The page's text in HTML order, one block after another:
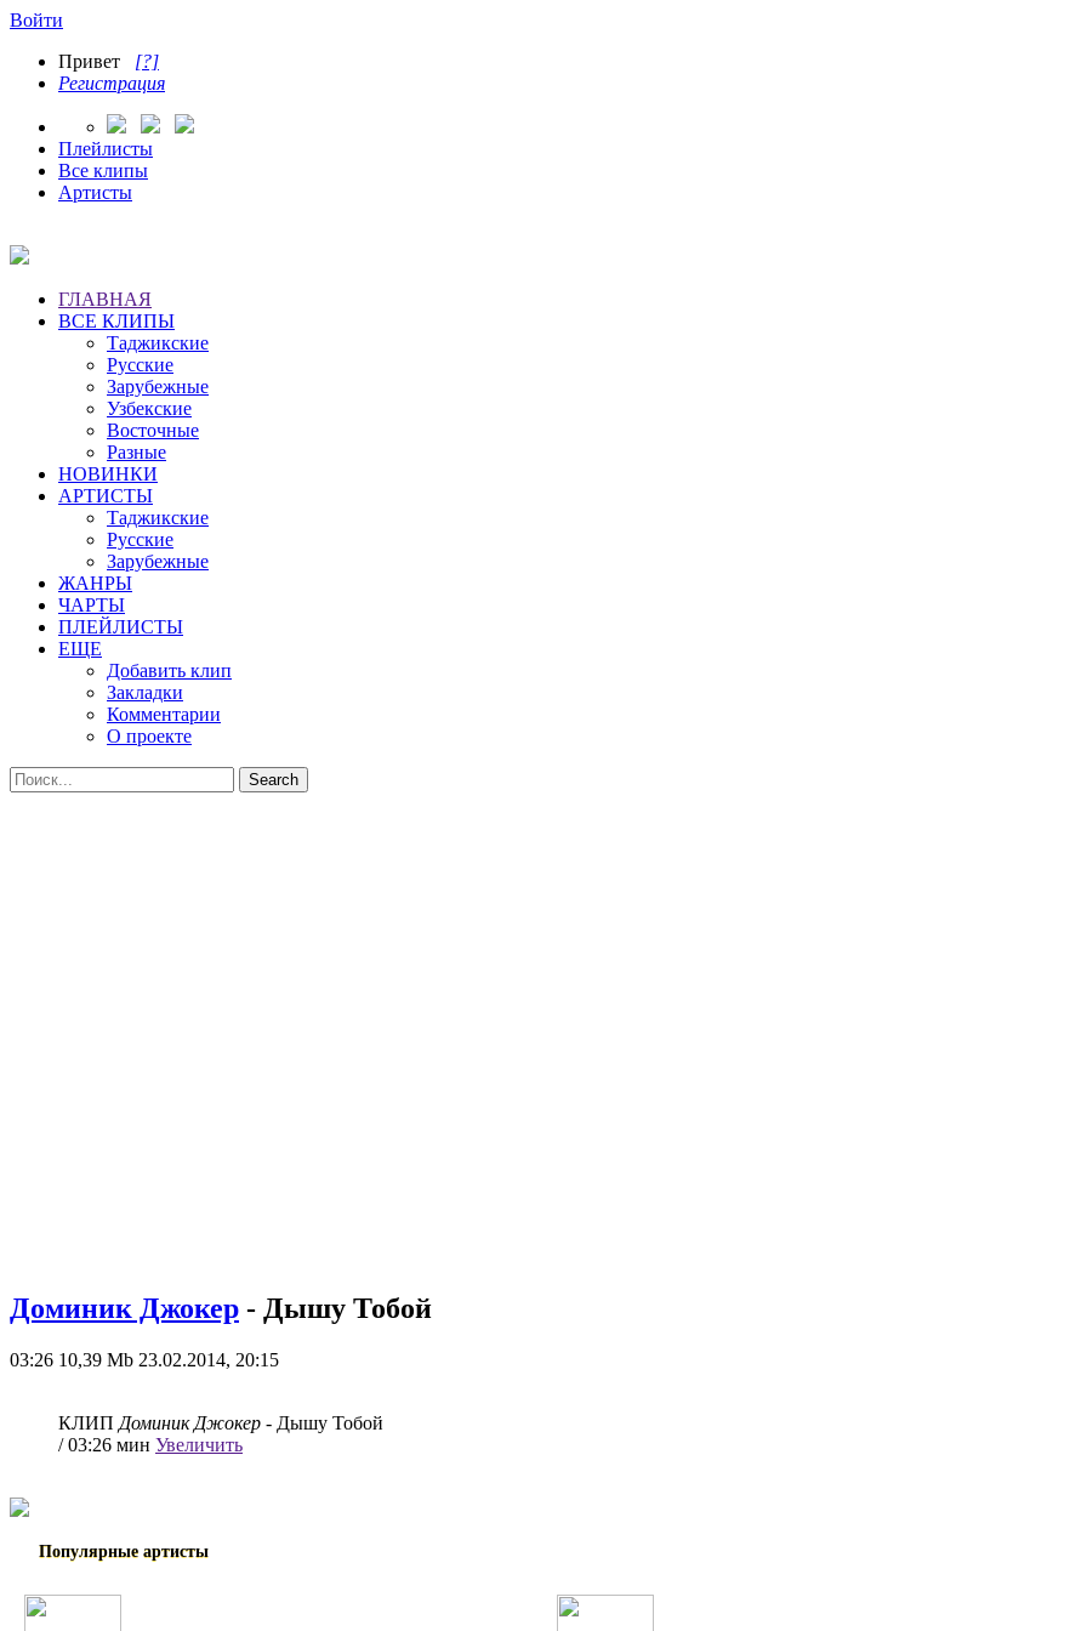
Войти
Привет [?]
Регистрация
Плейлисты
Все клипы
Артисты
ГЛАВНАЯ
ВСЕ КЛИПЫ
Таджикские
Русские
Зарубежные
Узбекские
Восточные
Разные
НОВИНКИ
АРТИСТЫ
Таджикские
Русские
Зарубежные
ЖАНРЫ
ЧАРТЫ
ПЛЕЙЛИСТЫ
ЕЩЕ
Добавить клип
Закладки
Комментарии
О проекте
Доминик Джокер - Дышу Тобой
03:26 10,39 Mb 23.02.2014, 20:15
КЛИП Доминик Джокер - Дышу Тобой
/ 03:26 мин Увеличить
Популярные артисты